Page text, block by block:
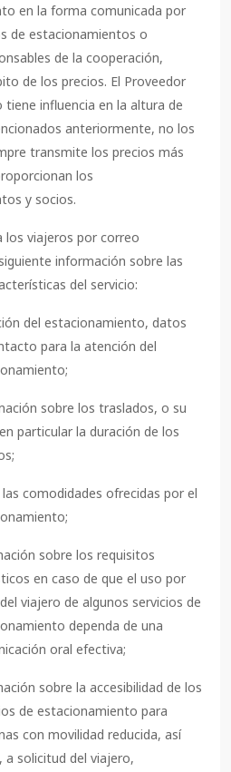
en la forma comunicada por
de estacionamientos o
de la cooperación,
de los precios. El Proveedor
tiene influencia en la altura de
anteriormente, no los
transmite los precios más
los
y socios.
los viajeros por correo
información sobre las
del servicio:
del estacionamiento, datos
para la atención del
sobre los traslados, o su
particular la duración de los
comodidades ofrecidas por el
sobre los requisitos
en caso de que el uso por
viajero de algunos servicios de
dependa de una
oral efectiva;
sobre la accesibilidad de los
de estacionamiento para
con movilidad reducida, así
a solicitud del viajero,